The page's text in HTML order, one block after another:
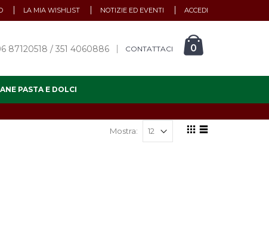
LA MIA WISHLIST NOTIZIE ED EVENTI ACCEDI
87120518 / 351 4060886 CONTATTACI 0
PASTA E DOLCI
Mostra: